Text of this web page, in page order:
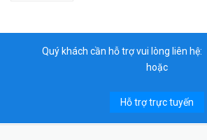
Quý khách cần hỗ trợ vui lòng liên hệ:
hoặc
Hỗ trợ trực tuyến